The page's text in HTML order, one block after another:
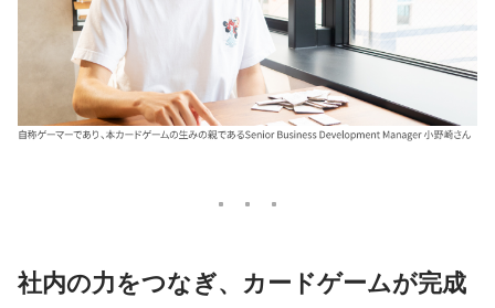
社内の力をつなぎ、カードゲームが完成